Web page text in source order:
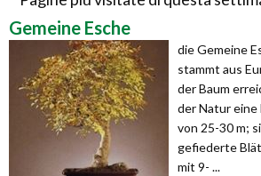
Gemeine Esche
die Gemeine
stammt aus
der Baum
der Natur eine
von 25-30 m;
gefiederte
mit 9- ...